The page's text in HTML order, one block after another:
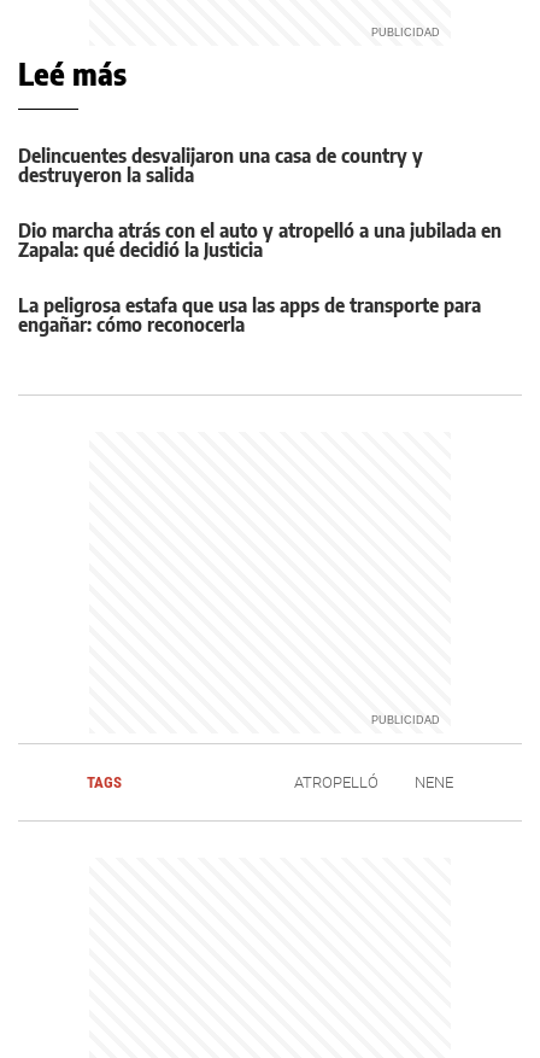
Leé más
Delincuentes desvalijaron una casa de country y
destruyeron la salida
Dio marcha atrás con el auto y atropelló a una jubilada en
Zapala: qué decidió la Justicia
La peligrosa estafa que usa las apps de transporte para
engañar: cómo reconocerla
TAGS ATROPELLÓ NENE